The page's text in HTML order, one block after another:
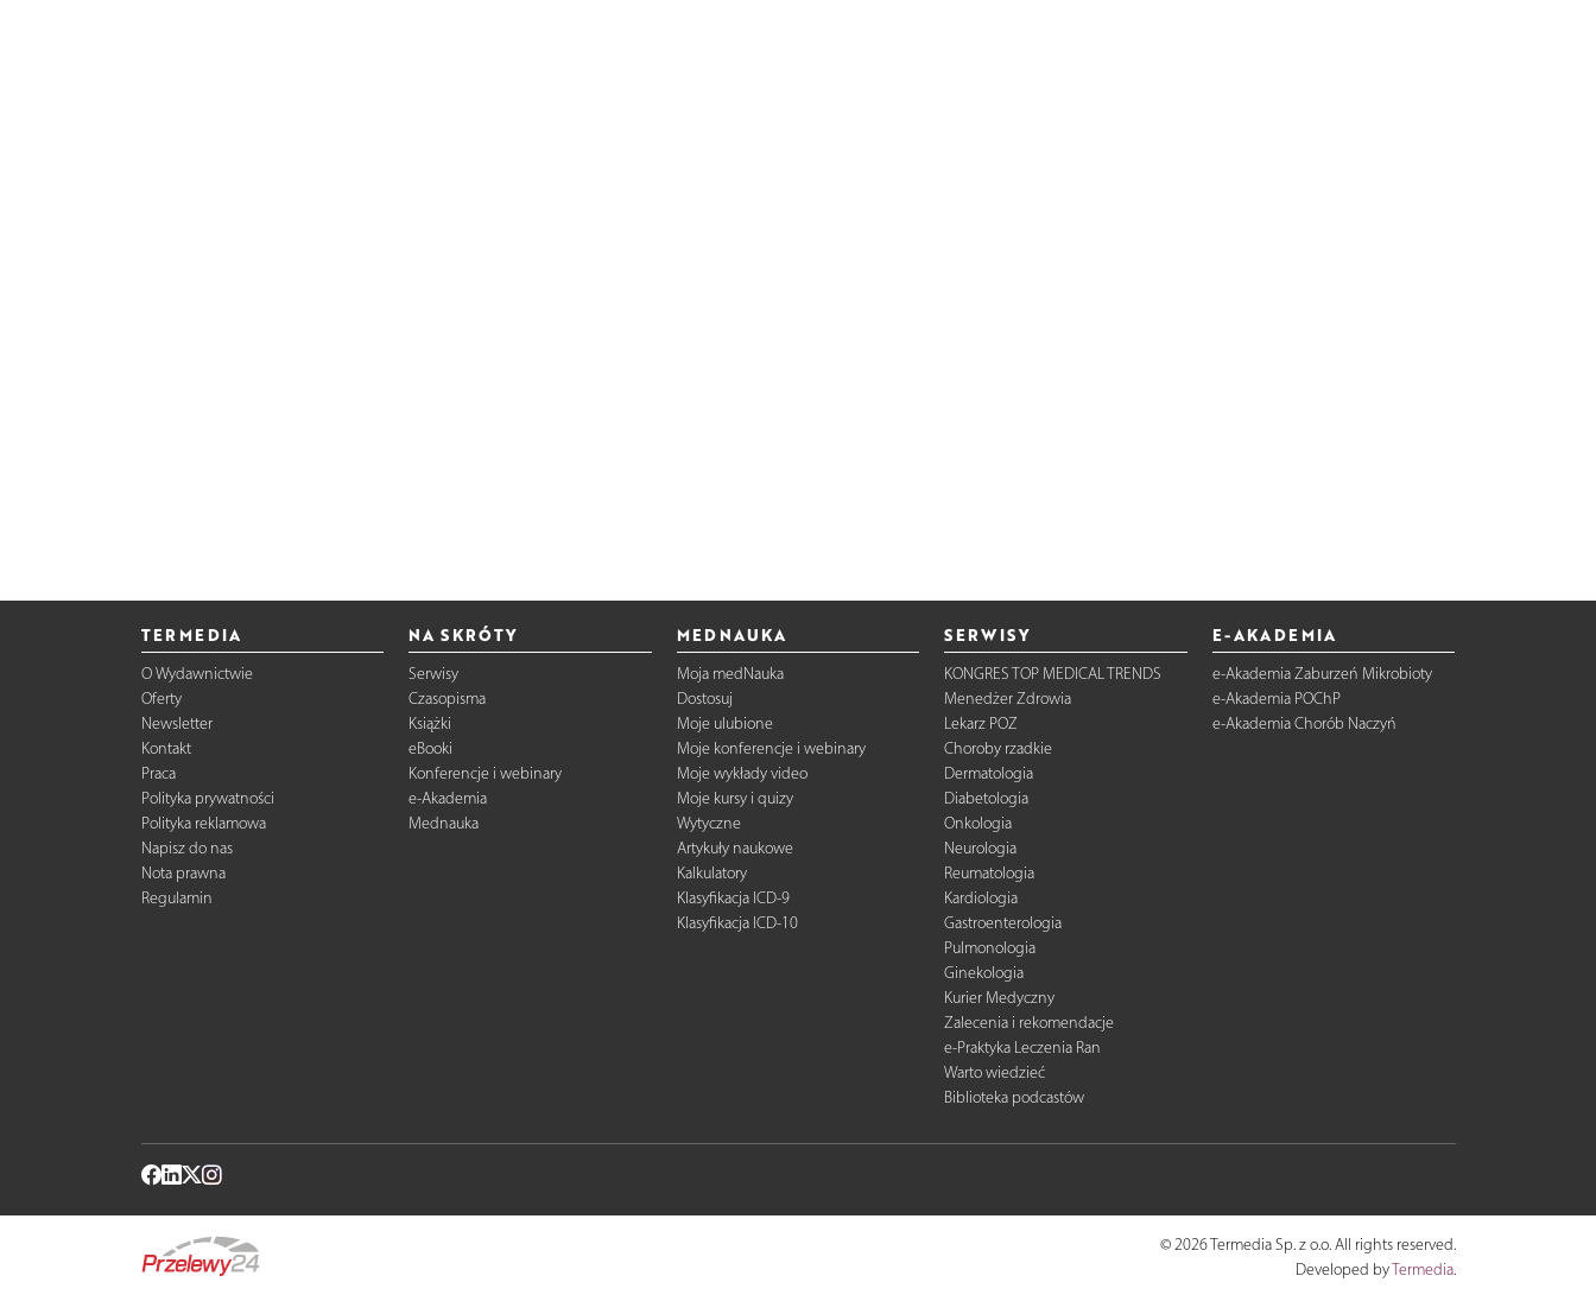
TERMEDIA
O Wydawnictwie
Oferty
Newsletter
Kontakt
Praca
Polityka prywatności
Polityka reklamowa
Napisz do nas
Nota prawna
Regulamin
NA SKRÓTY
Serwisy
Czasopisma
Książki
eBooki
Konferencje i webinary
e-Akademia
Mednauka
MEDNAUKA
Moja medNauka
Dostosuj
Moje ulubione
Moje konferencje i webinary
Moje wykłady video
Moje kursy i quizy
Wytyczne
Artykuły naukowe
Kalkulatory
Klasyfikacja ICD-9
Klasyfikacja ICD-10
SERWISY
KONGRES TOP MEDICAL TRENDS
Menedżer Zdrowia
Lekarz POZ
Choroby rzadkie
Dermatologia
Diabetologia
Onkologia
Neurologia
Reumatologia
Kardiologia
Gastroenterologia
Pulmonologia
Ginekologia
Kurier Medyczny
Zalecenia i rekomendacje
e-Praktyka Leczenia Ran
Warto wiedzieć
Biblioteka podcastów
E-AKADEMIA
e-Akademia Zaburzeń Mikrobioty
e-Akademia POChP
e-Akademia Chorób Naczyń
© 2026 Termedia Sp. z o.o. All rights reserved.
Developed byTermedia.